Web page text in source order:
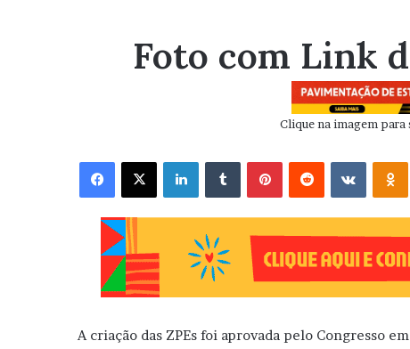
Foto com Link
Clique na imagem
Facebook X Linkedin VK
A criação das ZPEs foi aprovada pelo Congresso